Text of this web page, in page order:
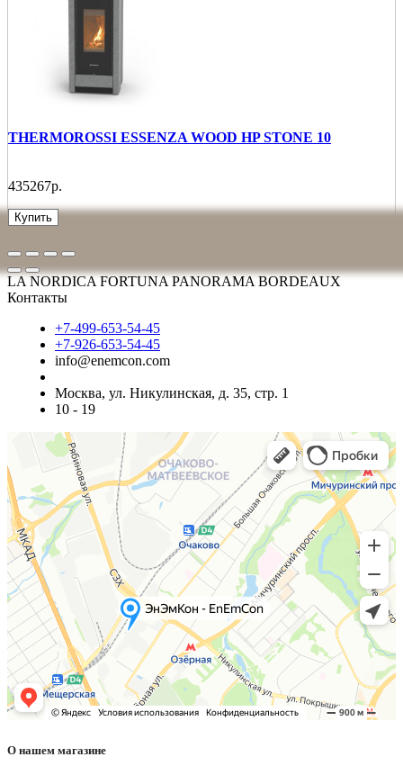
THERMOROSSI ESSENZA WOOD HP STONE 10
435267р.
Купить
LA NORDICA FORTUNA PANORAMA BORDEAUX
Контакты
+7-499-653-54-45
+7-926-653-54-45
info@enemcon.com
Москва, ул. Никулинская, д. 35, стр. 1
10 - 19
О нашем магазине